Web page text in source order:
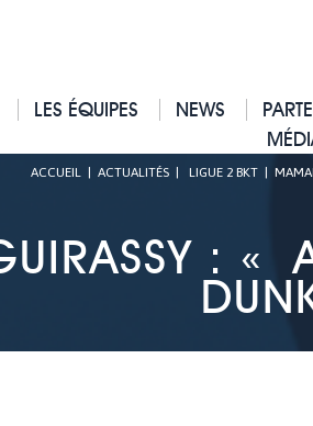
LES ÉQUIPES NEWS
ACCUEIL ACTUALITÉS LIGUE 2 BKT
: «